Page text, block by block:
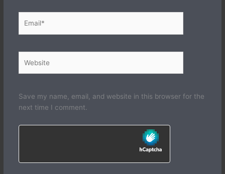
Save my name, email, and website in this browser for the
next time I comment.